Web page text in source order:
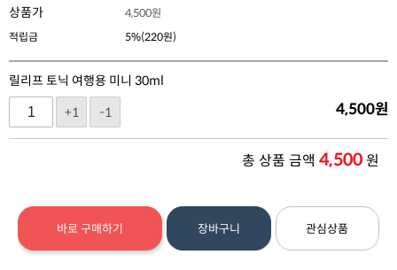
상품가 4,500원
적립금
5%(220원)
릴리프 토닉 여행용 미니 30ml
+1
-1 4,500원
총 상품 금액 4,500원
바로 구매하기 장바구니 관심상품